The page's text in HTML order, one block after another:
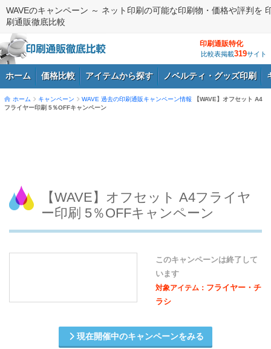
WAVEのキャンペーン ～ ネット印刷の可能な印刷物・価格や評判を
刷通販徹底比較
印刷通販特化
比較表掲載319サイト
ホーム 価格比較 アイテムから探す ノベルティ・グッズ印刷
ホーム キャンペーン WAVE 過去の印刷通販キャンペーン情報
【WAVE】オフセット A4
フライヤー印刷 5％OFFキャンペーン
【WAVE】オフセット A4フライヤ
ー印刷 5％OFFキャンペーン
このキャンペーンは終了して
います
対象アイテム： フライヤー・チ
ラシ
現在開催中のキャンペーンをみる